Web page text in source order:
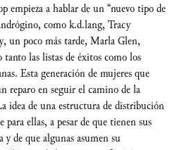
empieza a hablar de un “nuevo tipo de
como k.d.lang, Tracy
un poco más tarde, Marla Glen,
las listas de éxitos como los
Esta generación de mujeres que
reparo en seguir el camino de la
idea de una estructura de distribución
para ellas, a pesar de que tienen sus
de que algunas asumen su